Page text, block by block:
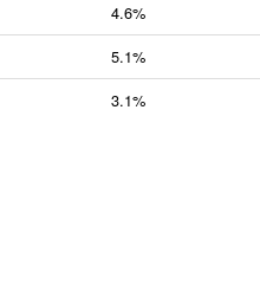
4.6%
5.1%
3.1%